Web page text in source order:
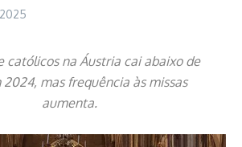
católicos na Áustria cai abaixo de
mas frequência às missas
aumenta.